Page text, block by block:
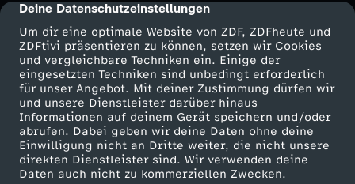
cmp-dialog-description
Deine Datenschutzeinstellungen
Um dir eine optimale Website von ZDF, ZDFheute und
ZDFtivi präsentieren zu können, setzen wir Cookies
und vergleichbare Techniken ein. Einige der
eingesetzten Techniken sind unbedingt erforderlich
für unser Angebot. Mit deiner Zustimmung dürfen wir
und unsere Dienstleister darüber hinaus
Informationen auf deinem Gerät speichern und/oder
abrufen. Dabei geben wir deine Daten ohne deine
Einwilligung nicht an Dritte weiter, die nicht unsere
direkten Dienstleister sind. Wir verwenden deine
Daten auch nicht zu kommerziellen Zwecken.
t
e
-
i
n
Mehr ZDF
ZDF-Apps
Smart TV
ZDFtext
Service
ZDFmitreden
Kontakt zum ZDF
Tickets